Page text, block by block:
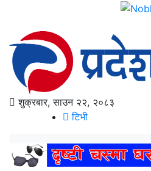
शुक्रबार, साउन २२, २०८३
टिभी